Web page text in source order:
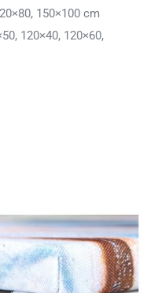
150×100 cm
120×40, 120×60,